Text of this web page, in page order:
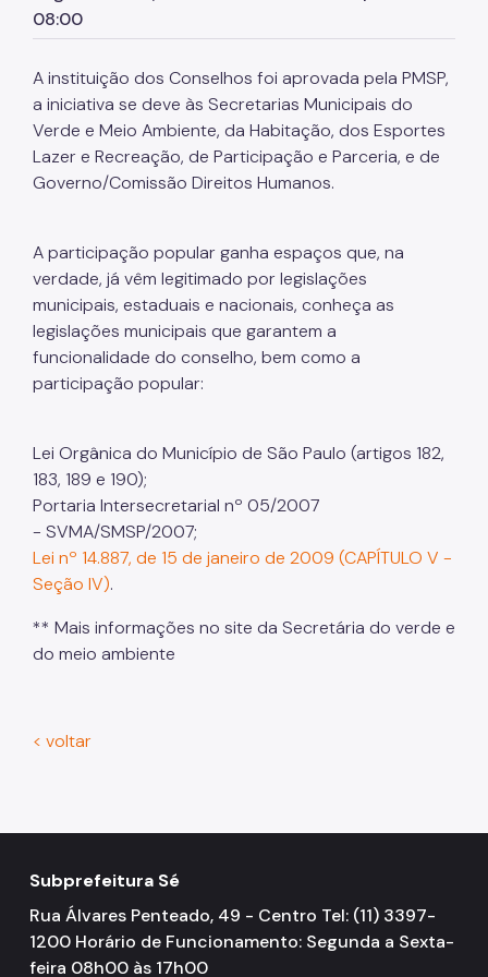
Termo de Cooperação
Zeladoria Urbana
Espaço Imprensa
08:00
A instituição dos Conselhos foi aprovada pela PMSP,
a iniciativa se deve às Secretarias Municipais do
Verde e Meio Ambiente, da Habitação, dos Esportes
Lazer e Recreação, de Participação e Parceria, e de
Governo/Comissão Direitos Humanos.
A participação popular ganha espaços que, na
verdade, já vêm legitimado por legislações
municipais, estaduais e nacionais, conheça as
legislações municipais que garantem a
funcionalidade do conselho, bem como a
participação popular:
Lei Orgânica do Município de São Paulo (artigos 182,
183, 189 e 190);
Portaria Intersecretarial nº 05/2007
- SVMA/SMSP/2007;
Lei nº 14.887, de 15 de janeiro de 2009 (CAPÍTULO V -
Seção IV).
** Mais informações no site da Secretária do verde e
do meio ambiente
< voltar
Subprefeitura Sé
Rua Álvares Penteado, 49 - Centro Tel: (11) 3397-
1200 Horário de Funcionamento: Segunda a Sexta-
feira 08h00 às 17h00